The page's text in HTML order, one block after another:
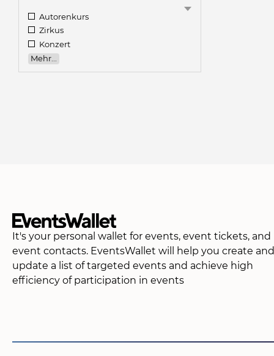
Autorenkurs
Zirkus
Konzert
Mehr...
It's your personal wallet for events, event tickets, and
event contacts. EventsWallet will help you create and
update a list of targeted events and achieve high
efficiency of participation in events